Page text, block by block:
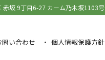
赤坂 9丁目6-27 カーム乃木坂1103号
問い合わせ 個人情報保護方針